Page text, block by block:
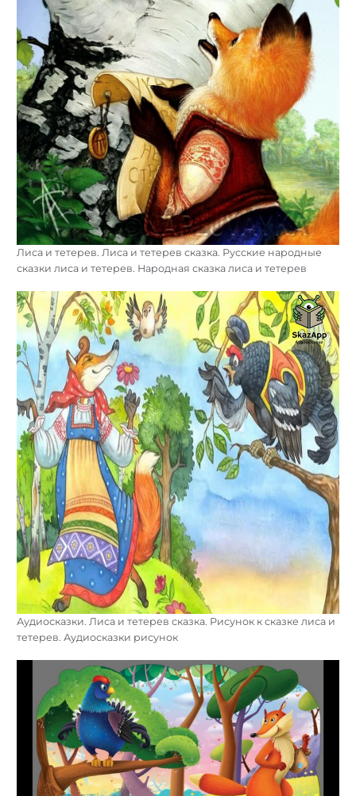
Лиса и тетерев. Лиса и тетерев сказка. Русские народные
сказки лиса и тетерев. Народная сказка лиса и тетерев
Аудиосказки. Лиса и тетерев сказка. Рисунок к сказке лиса и
тетерев. Аудиосказки рисунок